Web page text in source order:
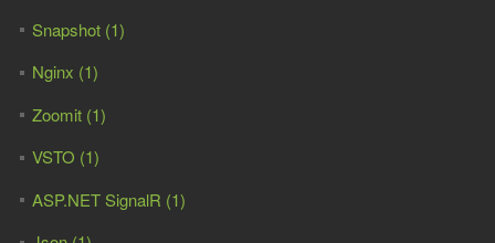
Snapshot (1)
Nginx (1)
Zoomit (1)
VSTO (1)
ASP.NET SignalR (1)